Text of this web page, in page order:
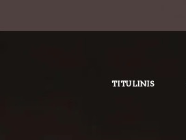
TITULINIS